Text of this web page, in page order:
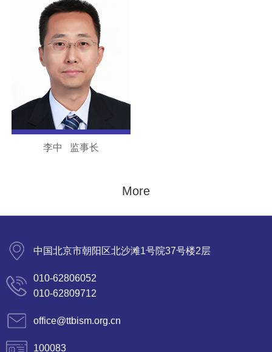
李中 监事长
More
中国北京市朝阳区北沙滩1号院37号楼2层
010-62806052
010-62809712
office@ttbism.org.cn
100083